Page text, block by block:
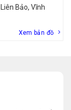
Bảo, Vĩnh
Xem bản đồ